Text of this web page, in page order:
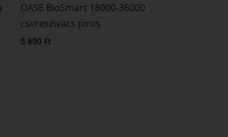
OASE BioSmart 18000-36000
csereszivacs piros
5 890 Ft